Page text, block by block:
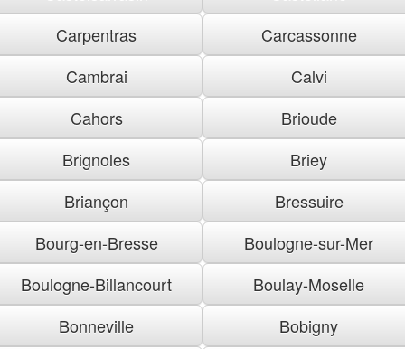
Carpentras
Carcassonne
Cambrai
Calvi
Cahors
Brioude
Brignoles
Briey
Briançon
Bressuire
Bourg-en-Bresse
Boulogne-sur-Mer
Boulogne-Billancourt
Boulay-Moselle
Bonneville
Bobigny